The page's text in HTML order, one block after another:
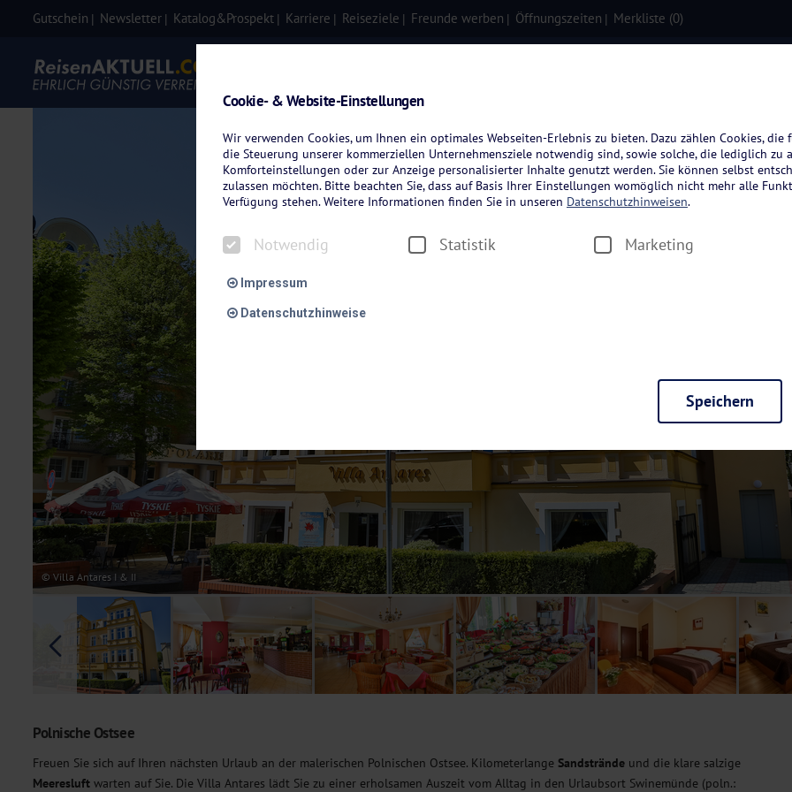
Gutschein Newsletter Katalog&Prospekt Karriere Reiseziele Freunde werben Öffnungszeiten Merkliste (0)
© Villa Antares I & II
Polnische Ostsee
Freuen Sie sich auf Ihren nächsten Urlaub an der malerischen Polnischen Ostsee. Kilometerlange Sandstrände und die klare salzige
Meeresluft warten auf Sie. Die Villa Antares lädt Sie zu einer erholsamen Auszeit vom Alltag in den Urlaubsort Swinemünde (poln.:
Cookie- & Website-Einstellungen
Wir verwenden Cookies, um Ihnen ein optimales Webseiten-Erlebnis zu bieten. Dazu zählen Cookies,
die Steuerung unserer kommerziellen Unternehmensziele notwendig sind, sowie solche, die lediglich zu
Komforteinstellungen oder zur Anzeige personalisierter Inhalte genutzt werden. Sie können selbst
zulassen möchten. Bitte beachten Sie, dass auf Basis Ihrer Einstellungen womöglich nicht mehr alle
Verfügung stehen. Weitere Informationen finden Sie in unseren Datenschutzhinweisen.
Notwendig Statistik Marketing
Impressum
Datenschutzhinweise
Diese Cookies sind für den Betrieb der Seite unbedingt notwendig und ermöglichen beispielsweise
möchten, um Ihnen unsere Dienste bei einem erneuten Besuch unserer Seite schneller zur Verfügung zu
Statistik
Um unser Angebot und unsere Webseite weiter zu verbessern, erfassen wir anonymisierte Daten für
dieser Cookies können wir beispielsweise die Besucherzahlen und den Effekt bestimmter Seiten unseres
unsere Inhalte optimieren. Wir nutzen hierfür Dienste von Google und Facebook. Durch diese Dienste
Übermittlung, der auf unsere Website erfassten Daten, kommen. Weitere Hinweise zu der Verarbeitung
Datenschutzhinweisen. Sie können Ihre Einwilligung jederzeit in denCookie-Einstellungen
Marketing
Diese Cookies werden genutzt, um Ihnen personalisierte Inhalte, passend zu Ihren Interessen anzuzeigen.
Speichern